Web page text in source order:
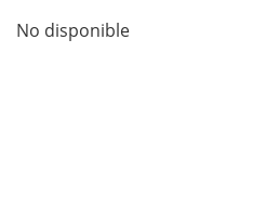
No disponible